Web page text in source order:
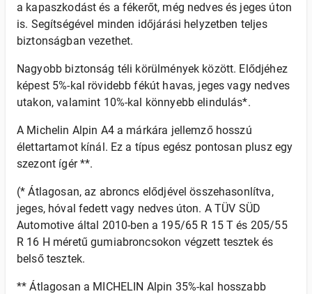
a kapaszkodást és a fékerőt, még nedves és jeges úton
is. Segítségével minden időjárási helyzetben teljes
biztonságban vezethet.
Nagyobb biztonság téli körülmények között. Elődjéhez
képest 5%-kal rövidebb fékút havas, jeges vagy nedves
utakon, valamint 10%-kal könnyebb elindulás*.
A Michelin Alpin A4 a márkára jellemző hosszú
élettartamot kínál. Ez a típus egész pontosan plusz egy
szezont ígér **.
(* Átlagosan, az abroncs elődjével összehasonlítva,
jeges, hóval fedett vagy nedves úton. A TÜV SÜD
Automotive által 2010-ben a 195/65 R 15 T és 205/55
R 16 H méretű gumiabroncsokon végzett tesztek és
belső tesztek.
** Átlagosan a MICHELIN Alpin 35%-kal hosszabb